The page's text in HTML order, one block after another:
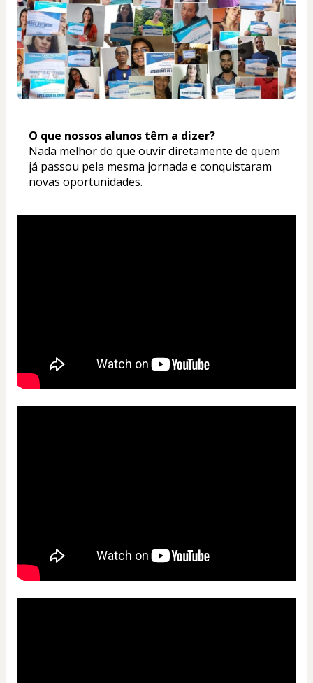
O que nossos alunos têm a dizer?
Nada melhor do que ouvir diretamente de quem
já passou pela mesma jornada e conquistaram
novas oportunidades.